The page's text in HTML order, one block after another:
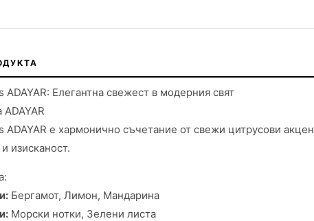
Елегантна свежест в модерния свят
ADAYAR е хармонично съчетание от свежи цитрусови
изисканост.
Бергамот, Лимон, Мандарина
Морски нотки, Зелени листа